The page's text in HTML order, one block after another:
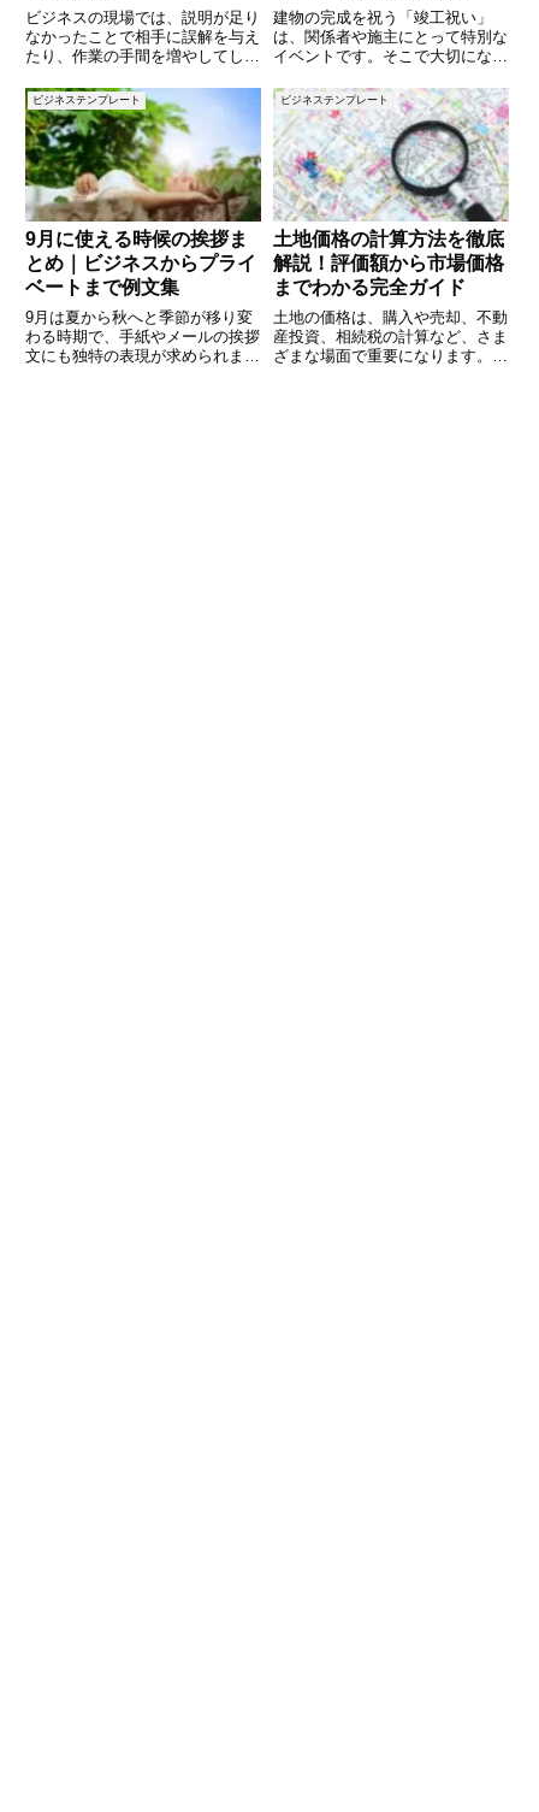
ビジネスの現場では、説明が足り
なかったことで相手に誤解を与え
たり、作業の手間を増やしてしま
伝えたつもりでも、結果的に相手
に迷惑をかけてしまうと信頼を損
なう原因になりかねません。そん
な時に大切なのが「説明不足を認
建物の完成を祝う「竣工祝い」
は、関係者や施主にとって特別な
イベントです。そこで大切になる
セージです。竣工祝いの挨拶に
は、適切な言葉遣いや気配りが求
められます。この記事では、竣工
祝いに使える文例を10個ご紹介
し、
ビジネステンプレート
9月に使える時候の挨拶ま
とめ｜ビジネスからプライ
ベートまで例文集
9月は夏から秋へと季節が移り変
わる時期で、手紙やメールの挨拶
文にも独特の表現が求められま
ビジネステンプレート
土地価格の計算方法を徹底
解説！評価額から市場価格
までわかる完全ガイド
土地の価格は、購入や売却、不動
産投資、相続税の計算など、さま
ざまな場面で重要になります。し